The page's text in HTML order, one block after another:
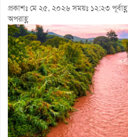
প্রকাশঃ মে ২৫, ২০২৬ সময়ঃ ১২:২৩
অপরাহ্ণ